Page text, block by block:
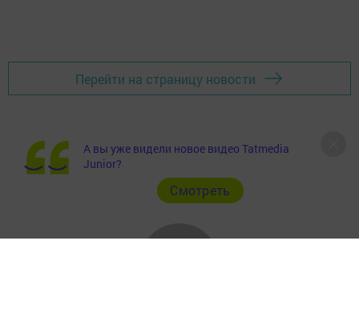
Перейти на страницу новости
А вы уже видели новое видео Tatmedia
Junior?
Cмотреть